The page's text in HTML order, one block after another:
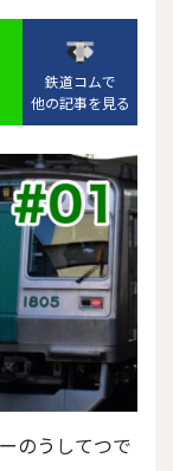
鉄道コムで
他の記事を見る